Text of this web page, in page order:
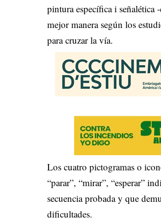
pintura específica i señalética
mejor manera según los
para cruzar la vía.
Los cuatro pictogramas o
“parar”, “mirar”, “esperar”
secuencia probada y que
dificultades.